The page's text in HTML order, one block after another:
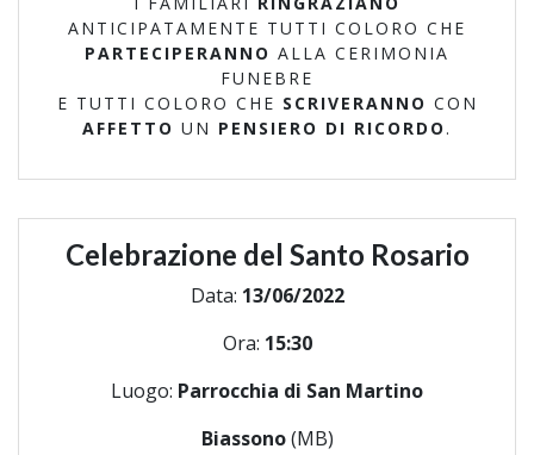
ANTICIPATAMENTE TUTTI COLORO CHE
PARTECIPERANNO ALLA CERIMONIA
FUNEBRE
E TUTTI COLORO CHE SCRIVERANNO CON
AFFETTO UN PENSIERO DI RICORDO .
Celebrazione del Santo Rosario
Data: 13/06/2022
Ora: 15:30
Luogo: Parrocchia di San Martino
Biassono(MB)